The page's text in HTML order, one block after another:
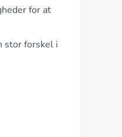
for at
stor forskel i